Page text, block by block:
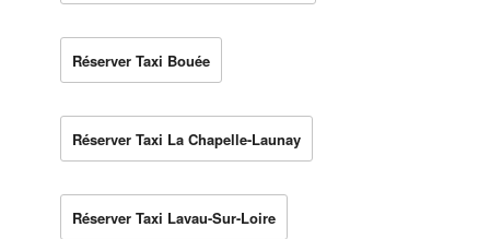
Réserver Taxi Bouée
Réserver Taxi La Chapelle-Launay
Réserver Taxi Lavau-Sur-Loire